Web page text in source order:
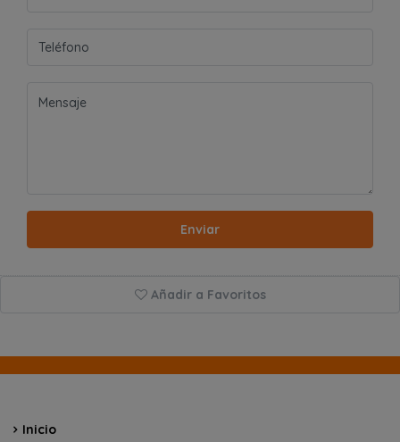
Enviar
Añadir a Favoritos
Inicio